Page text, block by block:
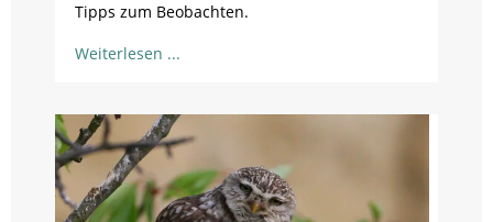
Tipps zum Beobachten.
Weiterlesen